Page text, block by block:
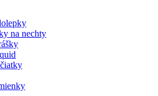
na nechty